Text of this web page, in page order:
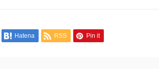
Hatena RSS Pin it